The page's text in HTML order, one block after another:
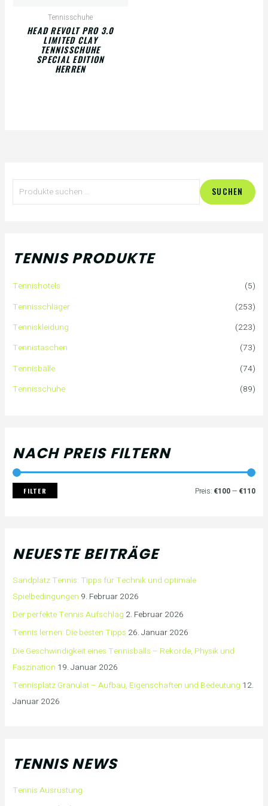
Tennisschuhe
HEAD REVOLT PRO 3.0
LIMITED CLAY
TENNISSCHUHE
SPECIAL EDITION
HERREN
n
a
c
h
SUCHEN
TENNIS PRODUKTE
Tennishotels
(5)
Tennisschläger
(253)
Tenniskleidung
(223)
Tennistaschen
(73)
Tennisbälle
(74)
Tennisschuhe
(89)
NACH PREIS FILTERN
i
e
i
s
a
e
i
s
FILTER Preis: €100— €110
NEUESTE BEITRÄGE
Sandplatz Tennis: Tipps für Technik und optimale
Spielbedingungen 9. Februar 2026
Der perfekte Tennis Aufschlag 2. Februar 2026
Tennis lernen: Die besten Tipps 26. Januar 2026
Die Geschwindigkeit eines Tennisballs – Rekorde, Physik und
Faszination 19. Januar 2026
Tennisplatz Granulat – Aufbau, Eigenschaften und Bedeutung 12.
Januar 2026
TENNIS NEWS
Tennis Ausrüstung